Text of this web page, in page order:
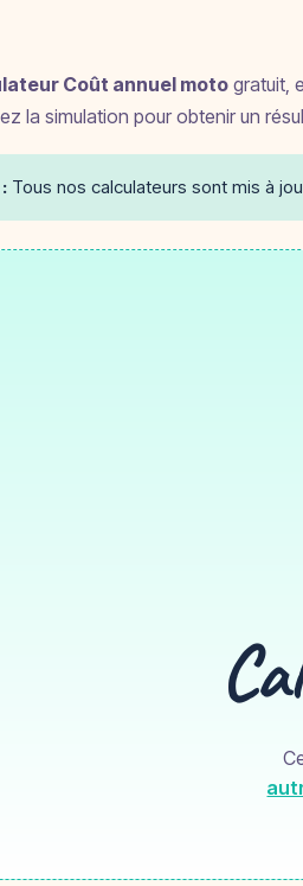
Coût annuel moto gratuit,
la simulation pour obtenir un
Tous nos calculateurs sont mis à